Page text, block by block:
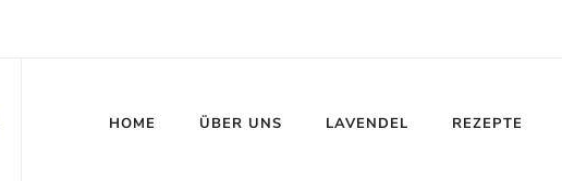
HOME ÜBER UNS LAVENDEL REZEPTE